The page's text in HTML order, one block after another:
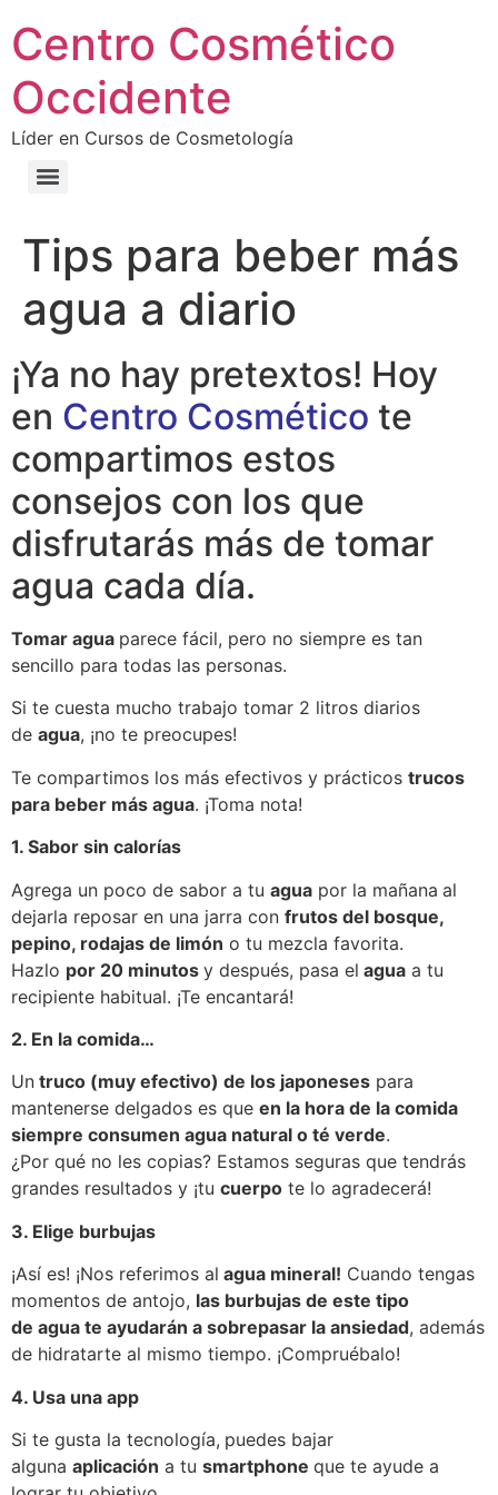
Centro Cosmético
Occidente
Líder en Cursos de Cosmetología
Tips para beber más
agua a diario
¡Ya no hay pretextos! Hoy
en Centro Cosmético te
compartimos estos
consejos con los que
disfrutarás más de tomar
agua cada día.
Tomar agua parece fácil, pero no siempre es tan
sencillo para todas las personas.
Si te cuesta mucho trabajo tomar 2 litros diarios
de agua, ¡no te preocupes!
Te compartimos los más efectivos y prácticos trucos
para beber más agua. ¡Toma nota!
1. Sabor sin calorías
Agrega un poco de sabor a tu agua por la mañana al
dejarla reposar en una jarra con frutos del bosque,
pepino, rodajas de limón o tu mezcla favorita.
Hazlo por 20 minutos y después, pasa el agua a tu
recipiente habitual. ¡Te encantará!
2. En la comida…
Un truco (muy efectivo) de los japoneses para
mantenerse delgados es que en la hora de la comida
siempre consumen agua natural o té verde.
¿Por qué no les copias? Estamos seguras que tendrás
grandes resultados y ¡tu cuerpo te lo agradecerá!
3. Elige burbujas
¡Así es! ¡Nos referimos al agua mineral! Cuando tengas
momentos de antojo, las burbujas de este tipo
de agua te ayudarán a sobrepasar la ansiedad, además
de hidratarte al mismo tiempo. ¡Compruébalo!
4. Usa una app
Si te gusta la tecnología, puedes bajar
alguna aplicación a tu smartphone que te ayude a